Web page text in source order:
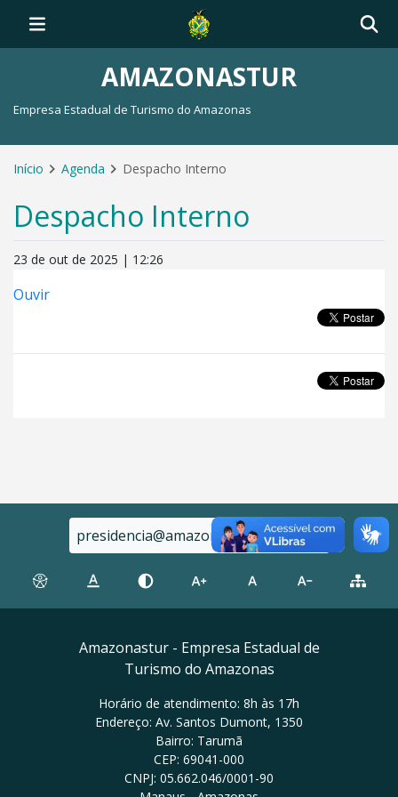
AMAZONASTUR
Empresa Estadual de Turismo do Amazonas
Início Agenda Despacho Interno
Despacho Interno
23 de out de 2025 | 12:26
Ouvir
presidencia@amazonastur.am.gov.br
Amazonastur - Empresa Estadual de
Turismo do Amazonas
Horário de atendimento: 8h às 17h
Endereço: Av. Santos Dumont, 1350
Bairro: Tarumã
CEP: 69041-000
CNPJ: 05.662.046/0001-90